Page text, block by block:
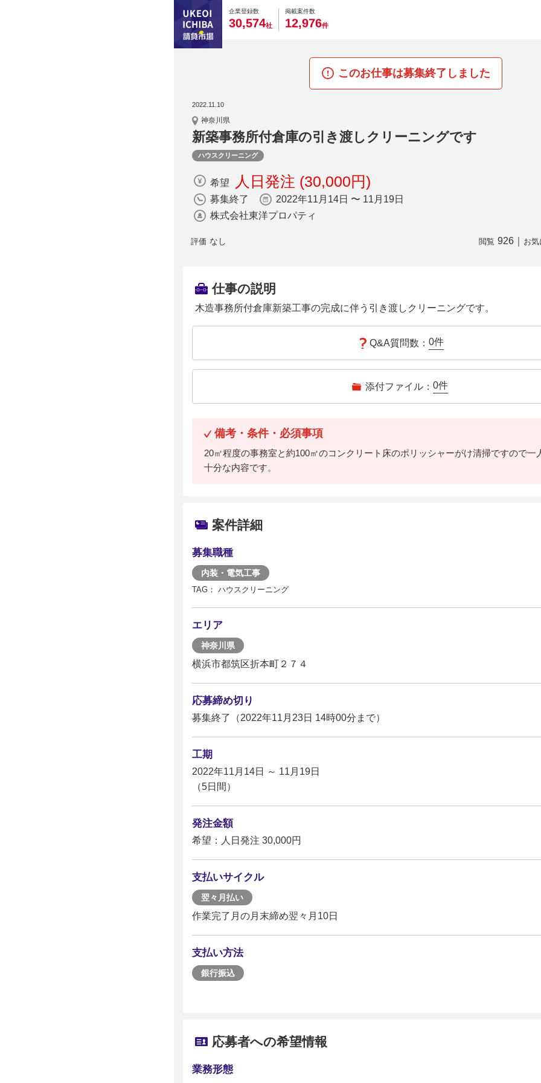
企業登録数
0
3
0
0,
0
5
0
74社
掲載案件数
0
1
0
2,
0
9
0
76件
このお仕事は募集終了しました
2022.11.10
神奈川県
新築事務所付倉庫の引き渡しクリーニングです
ハウスクリーニング
希望 人日発注 (30,000円)
募集終了
2022年11月14日 〜 11月19日
株式会社東洋プロパティ
評価 なし 閲覧 926 お気
仕事の説明
木造事務所付倉庫新築工事の完成に伴う引き渡しクリーニングです。
Q&A質問数： 0件
添付ファイル： 0件
備考・条件・必須事項
20㎡程度の事務室と約100㎡のコンクリート床のポリッシャーがけ清掃ですので一
十分な内容です。
案件詳細
募集職種
内装・電気工事
TAG： ハウスクリーニング
エリア
神奈川県
横浜市都筑区折本町２７４
応募締め切り
募集終了（2022年11月23日 14時00分まで）
工期
2022年11月14日 ～ 11月19日
（5日間）
発注金額
希望：人日発注 30,000円
支払いサイクル
翌々月払い
作業完了月の月末締め翌々月10日
支払い方法
銀行振込
応募者への希望情報
業務形態